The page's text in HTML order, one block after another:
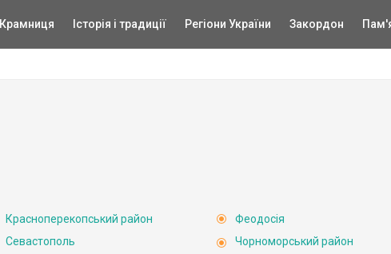
Крамниця Історія і традиції Регіони України Закордон
Красноперекопський район
Севастополь
Феодосія
Чорноморський район